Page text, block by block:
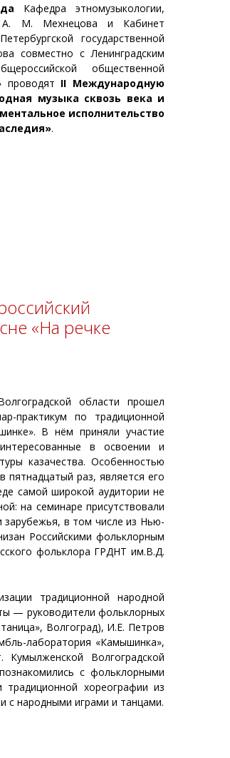
Кафедра этномузыкологии,
А. М. Мехнецова и Кабинет
государственной
совместно с Ленинградским
общественной
проводят II Международную
музыка сквозь века и
исполнительство
.
«На речке
области прошел
практикум по традиционной
В нём приняли участие
в освоении и
казачества. Особенностью
раз, является его
самой широкой аудитории не
на семинаре присутствовали
зарубежья, в том числе из Нью-
Российскими фольклорным
фольклора ГРДНТ им.В.Д.
традиционной народной
— руководители фольклорных
Волгоград), И.Е. Петров
лаборатория «Камышинка»,
Волгоградской
с фольклорными
хореографии из
с народными играми и танцами.